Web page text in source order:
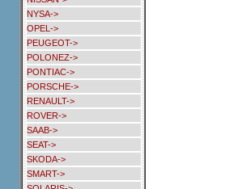
NYSA->
OPEL->
PEUGEOT->
POLONEZ->
PONTIAC->
PORSCHE->
RENAULT->
ROVER->
SAAB->
SEAT->
SKODA->
SMART->